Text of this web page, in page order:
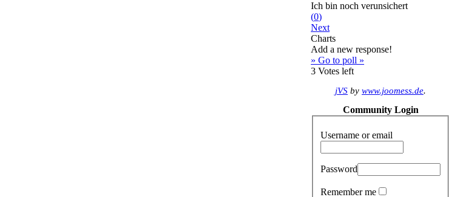
Ich bin noch verunsichert
(0)
Next
Charts
Add a new response!
» Go to poll »
3 Votes left
jVS by www.joomess.de.
Community Login
Username or email
Password
Remember me